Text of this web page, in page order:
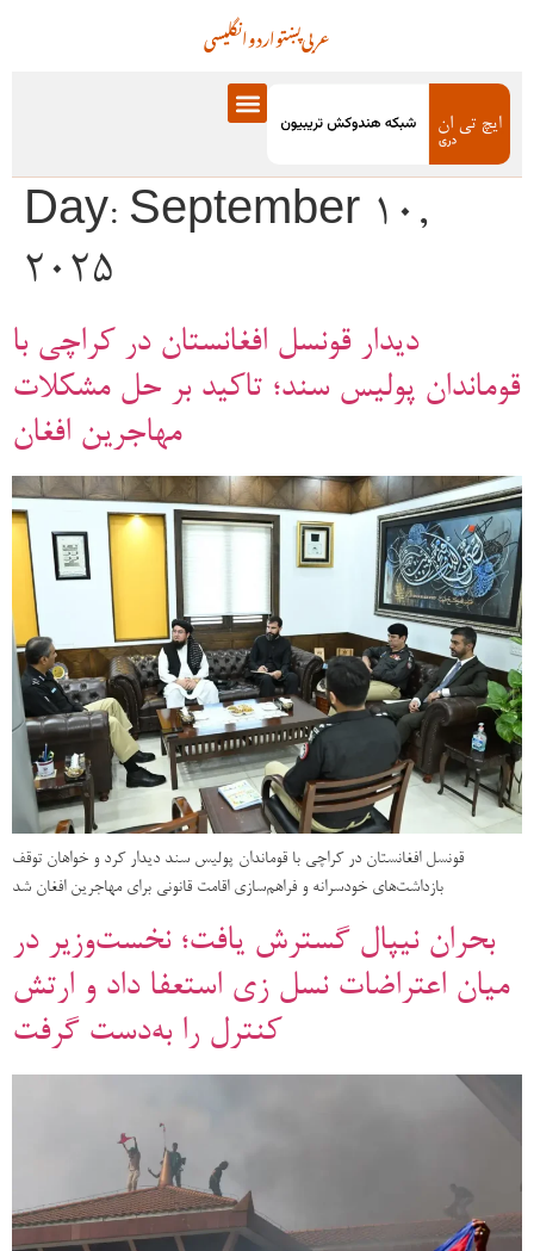
انگلیسیاردوپښتوعربی
Day: September 10,
2025
دیدار قونسل افغانستان در کراچی با
قوماندان پولیس سند؛ تاکید بر حل مشکلات
مهاجرین افغان
قونسل افغانستان در کراچی با قوماندان پولیس سند دیدار کرد و خواهان توقف
بازداشت‌های خودسرانه و فراهم‌سازی اقامت قانونی برای مهاجرین افغان شد
بحران نیپال گسترش یافت؛ نخست‌وزیر در
میان اعتراضات نسل زی استعفا داد و ارتش
کنترل را به‌دست گرفت